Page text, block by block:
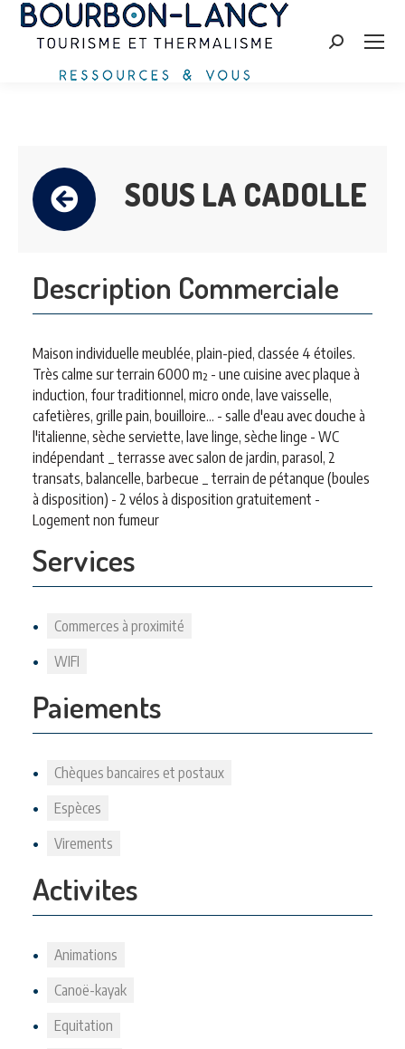
Search:
SOUS LA CADOLLE
Description Commerciale
Maison individuelle meublée, plain-pied, classée 4 étoiles.
Très calme sur terrain 6000 m² - une cuisine avec plaque à
induction, four traditionnel, micro onde, lave vaisselle,
cafetières, grille pain, bouilloire... - salle d'eau avec douche à
l'italienne, sèche serviette, lave linge, sèche linge - WC
indépendant _ terrasse avec salon de jardin, parasol, 2
transats, balancelle, barbecue _ terrain de pétanque (boules
à disposition) - 2 vélos à disposition gratuitement -
Logement non fumeur
Services
Commerces à proximité
WIFI
Paiements
Chèques bancaires et postaux
Espèces
Virements
Activites
Animations
Canoë-kayak
Equitation